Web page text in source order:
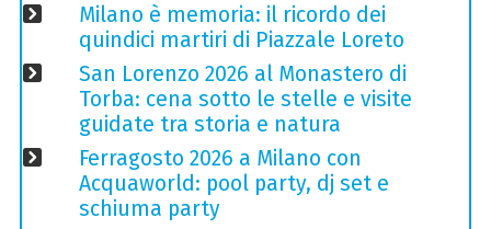
Milano è memoria: il ricordo dei
quindici martiri di Piazzale Loreto
San Lorenzo 2026 al Monastero di
Torba: cena sotto le stelle e visite
guidate tra storia e natura
Ferragosto 2026 a Milano con
Acquaworld: pool party, dj set e
schiuma party